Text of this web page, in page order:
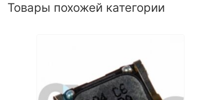
Товары похожей категории